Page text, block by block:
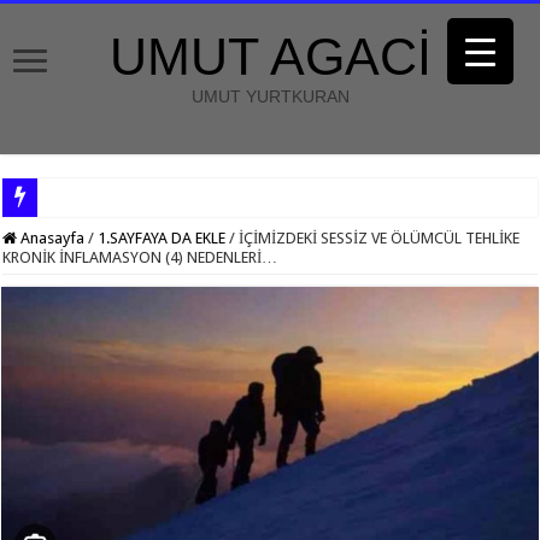
UMUT AGACİ
UMUT YURTKURAN
Anasayfa / 1.SAYFAYA DA EKLE / İÇİMİZDEKİ SESSİZ VE ÖLÜMCÜL TEHLİKE
KRONİK İNFLAMASYON (4) NEDENLERİ…